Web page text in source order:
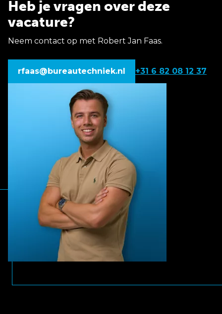
Heb je vragen over deze
vacature?
Neem contact op met Robert Jan Faas.
rfaas@bureautechniek.nl +31 6 82 08 12 37